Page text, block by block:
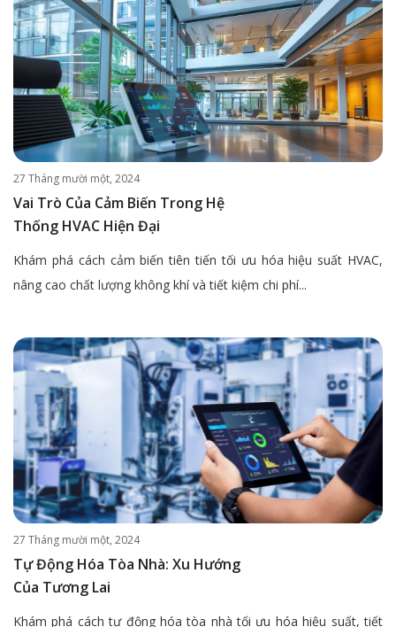
27 Tháng mười một, 2024
Vai Trò Của Cảm Biến Trong Hệ
Thống HVAC Hiện Đại
Khám phá cách cảm biến tiên tiến tối ưu hóa hiệu suất HVAC,
nâng cao chất lượng không khí và tiết kiệm chi phí...
27 Tháng mười một, 2024
Tự Động Hóa Tòa Nhà: Xu Hướng
Của Tương Lai
Khám phá cách tự động hóa tòa nhà tối ưu hóa hiệu suất, tiết